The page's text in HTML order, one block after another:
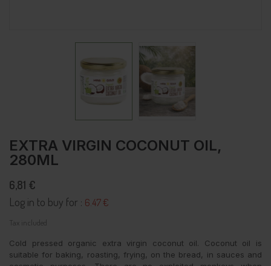
EXTRA VIRGIN COCONUT OIL,
280ML
6,81 €
Log in to buy for : 6.47 €
Tax included
Cold pressed organic extra virgin coconut oil. Coconut oil is
suitable for baking, roasting, frying, on the bread, in sauces and